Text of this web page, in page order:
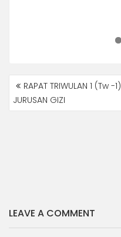
NAVIGASI
POSRAPAT TRIWULAN 1 (Tw -1)
JURUSAN GIZI
LEAVE A COMMENT